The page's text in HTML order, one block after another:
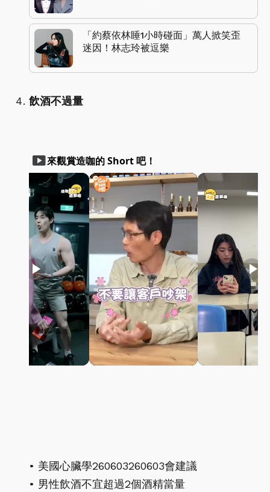
「約蔡依林睡1小時碰面」萬人掀笑歪
迷因！林志玲被逗樂
飲酒不過量
smart_display來觀賞造咖的 Short 吧！
play_arrow play_arrow play_arrow
• 美國心臟學260603260603會建議
• 男性飲酒不宜超過2個酒精當量